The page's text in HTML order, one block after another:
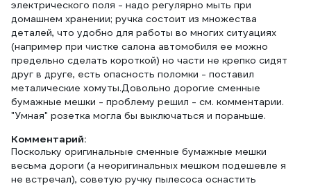
электрического поля - надо регулярно мыть при
домашнем хранении; ручка состоит из множества
деталей, что удобно для работы во многих ситуациях
(например при чистке салона автомобиля ее можно
предельно сделать короткой) но части не крепко сидят
друг в друге, есть опасность поломки - поставил
металические хомуты.Довольно дорогие сменные
бумажные мешки - проблему решил - см. комментарии.
"Умная" розетка могла бы выключаться и пораньше.
Комментарий:
Поскольку оригинальные сменные бумажные мешки
весьма дороги (а неоригинальных мешком подешевле я
не встречал), советую ручку пылесоса оснастить